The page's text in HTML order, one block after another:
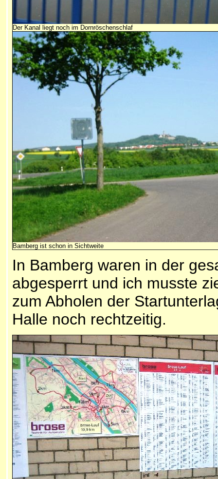
Der Kanal liegt noch im Dornröschenschlaf
Bamberg ist schon in Sichtweite
In Bamberg waren in der
abgesperrt und ich musste
zum Abholen der
Halle noch rechtzeitig.